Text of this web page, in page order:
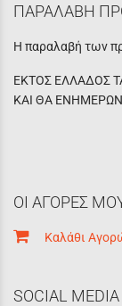
ΠΑΡΑΛΑΒΗ
Η παραλαβή των
ΕΚΤΟΣ ΕΛΛΑΔΟΣ
ΚΑΙ ΘΑ
ΟΙ ΑΓΟΡΕΣ
Καλάθι
SOCIAL MEDIA